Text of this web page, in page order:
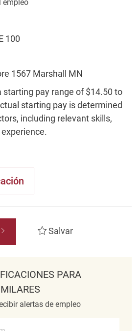
empleo
100
1567 Marshall MN
starting pay range of $14.50 to
starting pay is determined
including relevant skills,
Salvar
PARA
alertas de empleo